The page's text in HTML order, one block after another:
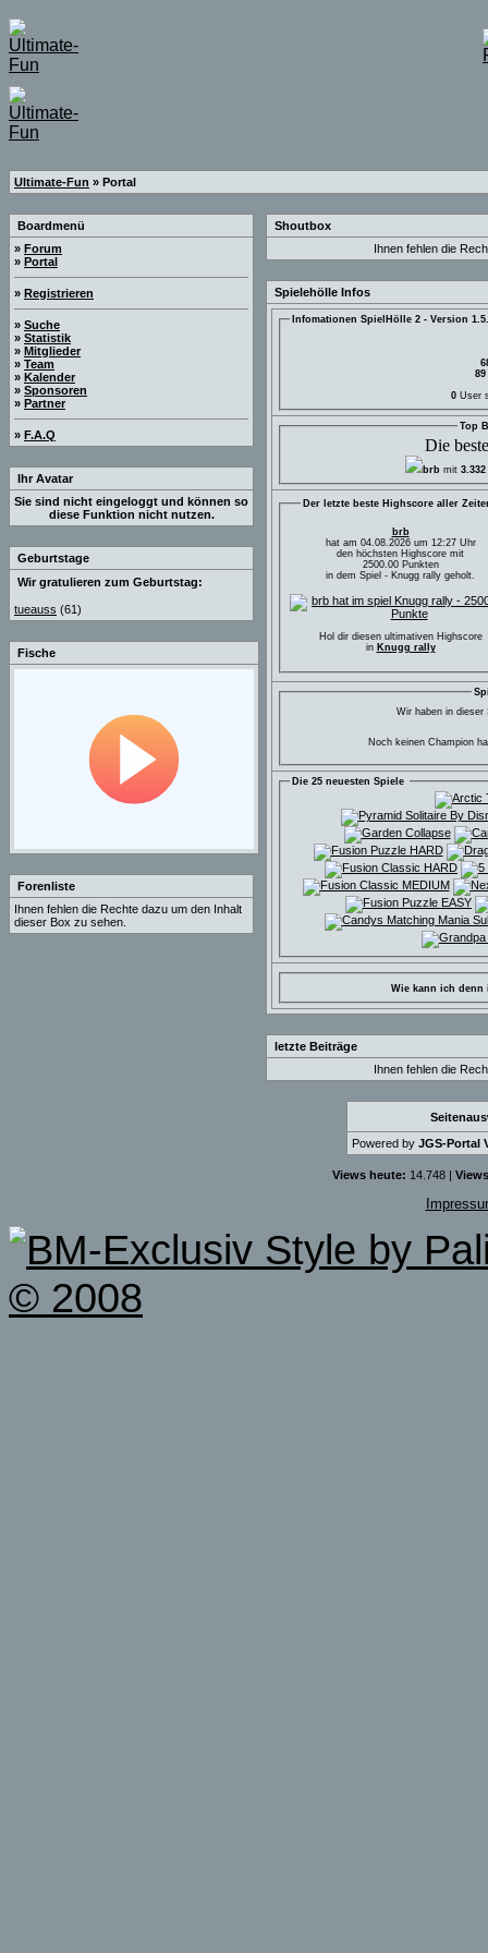
Ultimate-Fun » Portal
Boardmenü
» Forum
» Portal
» Registrieren
» Suche
» Statistik
» Mitglieder
» Team
» Kalender
» Sponsoren
» Partner
» F.A.Q
Ihr Avatar
Sie sind nicht eingeloggt und können so
diese Funktion nicht nutzen.
Geburtstage
Wir gratulieren zum Geburtstag:
tueauss (61)
Fische
Forenliste
Ihnen fehlen die Rechte dazu um den Inhalt
dieser Box zu sehen.
Shoutbox
Ihnen fehlen die
Spielehölle Infos
Infomationen SpielHölle 2 - Version
0 User
Top
Die
brb mit 3.332
Der letzte beste Highscore aller
brb
hat am 04.08.2026 um 12:27 Uhr
den höchsten Highscore mit
2500.00 Punkten
in dem Spiel - Knugg rally geholt.
Hol dir diesen ultimativen Highscore
in Knugg rally
Wir haben in
Noch keinen Champion
Die 25 neuesten Spiele
Wie kann ich
letzte Beiträge
Ihnen fehlen die
Powered by JGS-Portal
Views heute: 14.748 |